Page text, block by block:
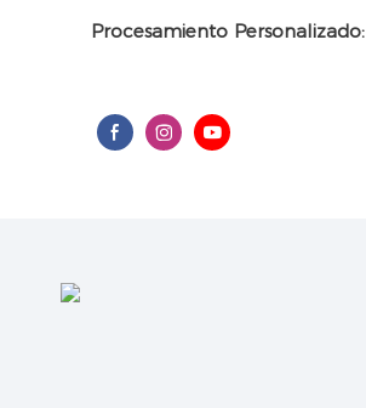
Procesamiento Personalizado: